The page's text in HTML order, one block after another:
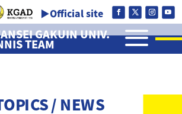
▶Official site
GAKUIN UNIV.
TEAM a
/ NEWS